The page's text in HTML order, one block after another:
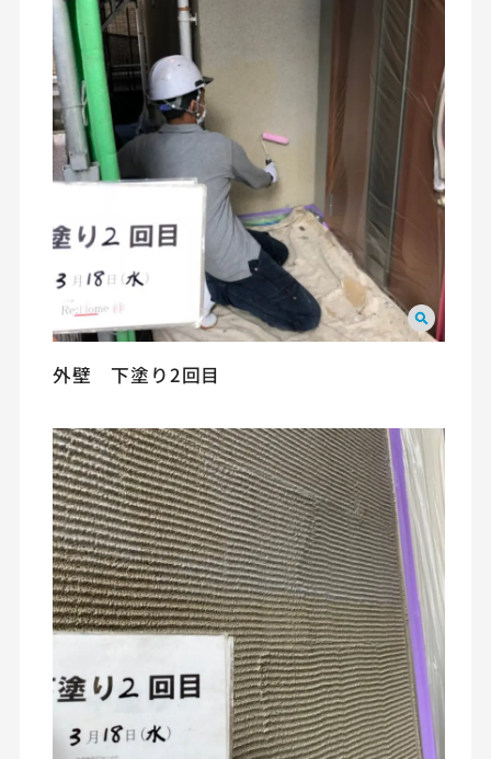
外壁 下塗り2回目